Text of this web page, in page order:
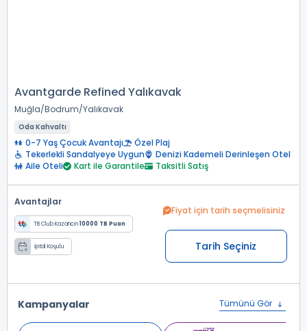
Avantgarde Refined Yalıkavak
Muğla Bodrum Yalıkavak
Oda Kahvaltı
0-7 Yaş Çocuk Avantajı
Özel Plaj
Tekerlekli Sandalyeye Uygun
Denizi Kademeli Derinleşen Otel
Aile Oteli
Kart ile Garantile Taksitli Satış
Avantajlar
TB Club Kazancın10000 TB Puan
İptal Koşulu
Fiyat için tarih seçmelisiniz
Tarih Seçiniz
Kampanyalar Tümünü Gör